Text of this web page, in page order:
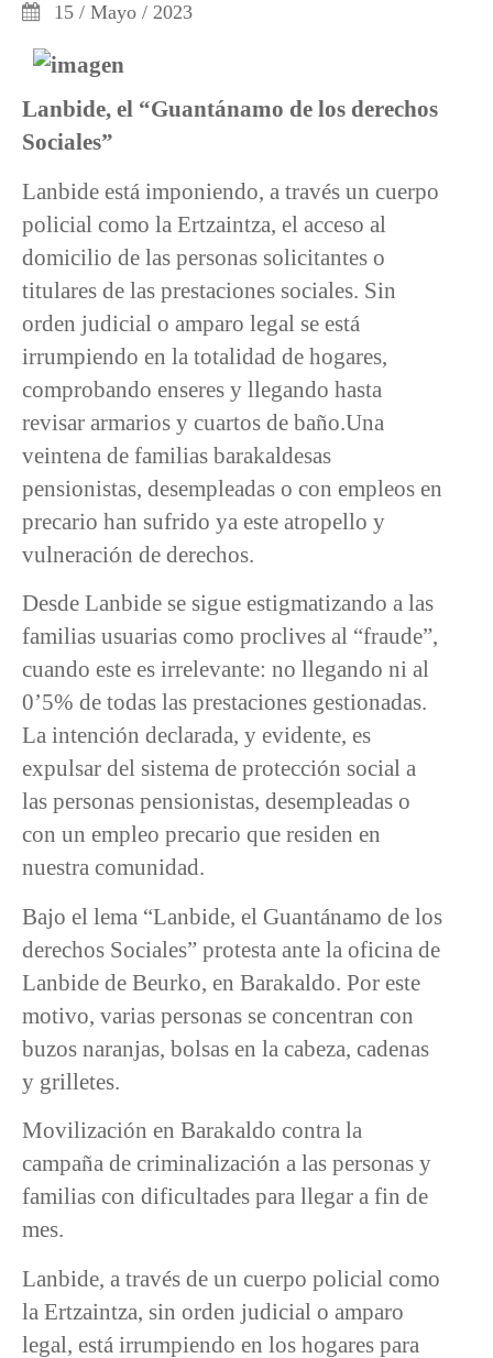
15 / Mayo / 2023
Lanbide, el “Guantánamo de los derechos
Sociales”
Lanbide está imponiendo, a través un cuerpo
policial como la Ertzaintza, el acceso al
domicilio de las personas solicitantes o
titulares de las prestaciones sociales. Sin
orden judicial o amparo legal se está
irrumpiendo en la totalidad de hogares,
comprobando enseres y llegando hasta
revisar armarios y cuartos de baño.Una
veintena de familias barakaldesas
pensionistas, desempleadas o con empleos en
precario han sufrido ya este atropello y
vulneración de derechos.
Desde Lanbide se sigue estigmatizando a las
familias usuarias como proclives al “fraude”,
cuando este es irrelevante: no llegando ni al
0’5% de todas las prestaciones gestionadas.
La intención declarada, y evidente, es
expulsar del sistema de protección social a
las personas pensionistas, desempleadas o
con un empleo precario que residen en
nuestra comunidad.
Bajo el lema “Lanbide, el Guantánamo de los
derechos Sociales” protesta ante la oficina de
Lanbide de Beurko, en Barakaldo. Por este
motivo, varias personas se concentran con
buzos naranjas, bolsas en la cabeza, cadenas
y grilletes.
Movilización en Barakaldo contra la
campaña de criminalización a las personas y
familias con dificultades para llegar a fin de
mes.
Lanbide, a través de un cuerpo policial como
la Ertzaintza, sin orden judicial o amparo
legal, está irrumpiendo en los hogares para